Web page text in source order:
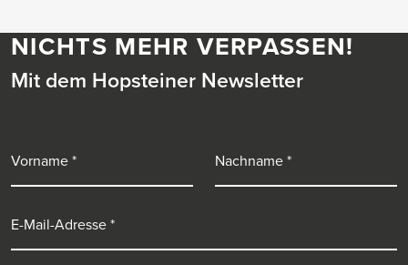
NICHTS MEHR VERPASSEN!
Mit dem Hopsteiner Newsletter